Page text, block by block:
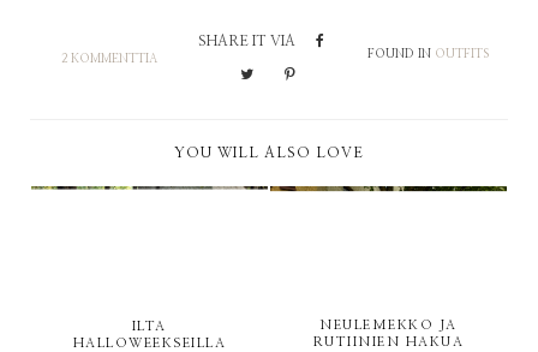
2 KOMMENTTIA
SHARE IT VIA
FOUND IN OUTFITS
YOU WILL ALSO LOVE
ILTA
HALLOWEEKSEILLA
NEULEMEKKO JA
RUTIINIEN HAKUA